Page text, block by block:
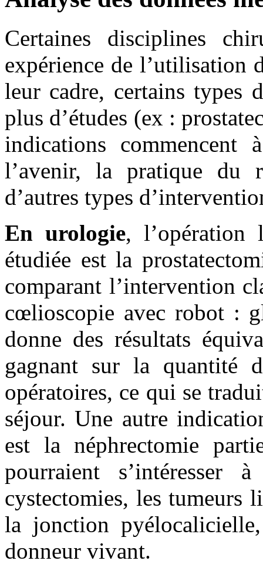
Certaines disciplines
expérience de l’utilisation
leur cadre, certains types
plus d’études (ex :
indications commencent
l’avenir, la pratique du
d’autres types
En urologie, l’opération
étudiée est la
comparant l’intervention
cœlioscopie avec robot :
donne des résultats
gagnant sur la quantité
opératoires, ce qui se
séjour. Une autre
est la néphrectomie
pourraient s’intéresser
cystectomies, les tumeurs
la jonction
donneur vivant.